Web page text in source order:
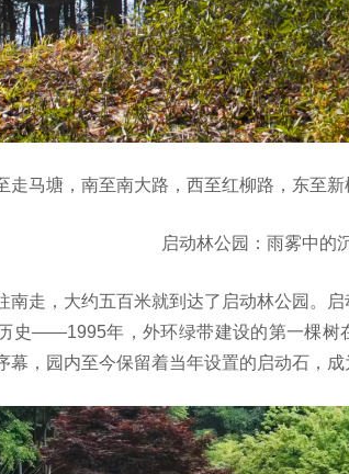
马塘，南至南大路，西至红柳路，东至新
启动林公园：雨雾中的
走，大约五百米就到达了启动林公园。启
史——1995年，外环绿带建设的第一棵树
幕，园内至今保留着当年设置的启动石，成